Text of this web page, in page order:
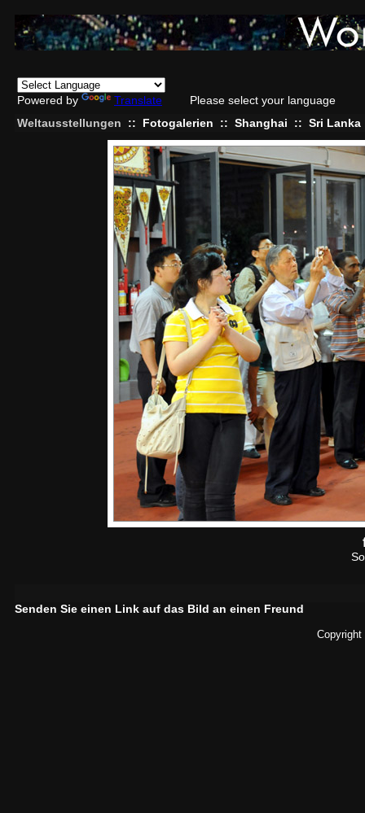
Powered by Translate
Please select your language
Weltausstellungen
:: Fotogalerien :: Shanghai :: Sri Lanka
Senden Sie einen Link auf das Bild an einen Freund